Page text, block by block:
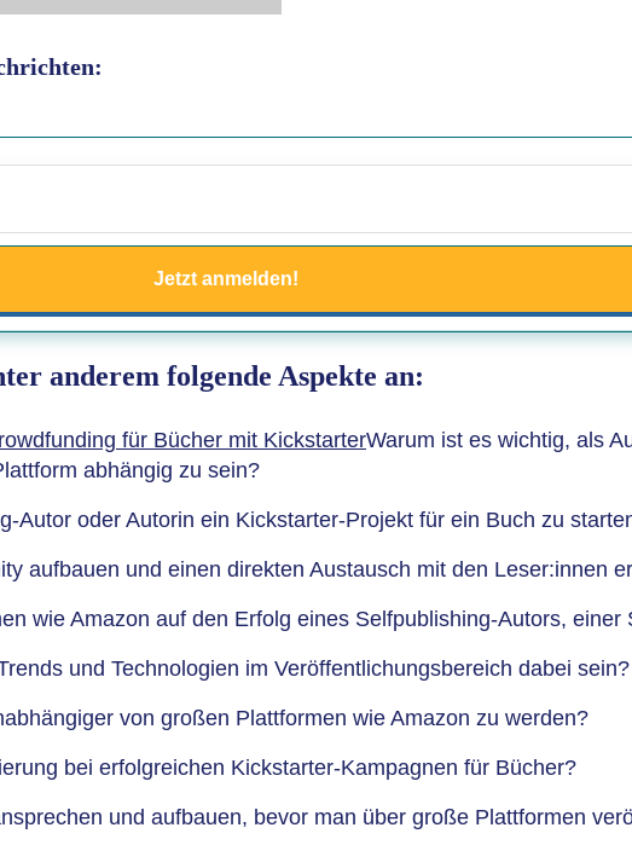
Jetzt anmelden!
anderem folgende Aspekte an:
Warum ist es wichtig, als
abhängig zu sein?
Autor oder Autorin ein Kickstarter-Projekt für ein Buch zu
aufbauen und einen direkten Austausch mit den Leser:innen
wie Amazon auf den Erfolg eines Selfpublishing-Autors, einer
und Technologien im Veröffentlichungsbereich dabei sein?
von großen Plattformen wie Amazon zu werden?
bei erfolgreichen Kickstarter-Kampagnen für Bücher?
und aufbauen, bevor man über große Plattformen